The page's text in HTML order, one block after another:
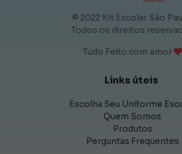
© 2022 Kit Escolar São
Todos os direitos
Tudo Feito com amor
Links úteis
Escolha Seu Uniforme
Quem Somos
Produtos
Perguntas Frequentes